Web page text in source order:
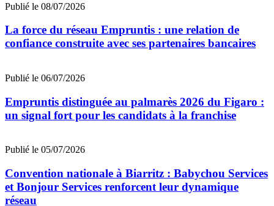
Publié le 08/07/2026
La force du réseau Empruntis : une relation de
confiance construite avec ses partenaires bancaires
Publié le 06/07/2026
Empruntis distinguée au palmarès 2026 du Figaro :
un signal fort pour les candidats à la franchise
Publié le 05/07/2026
Convention nationale à Biarritz : Babychou Services
et Bonjour Services renforcent leur dynamique
réseau